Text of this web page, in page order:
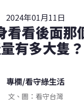
2024年01月11日
看看後面那
有多大隻？
專欄/看守綠生活
文、圖：看守台灣